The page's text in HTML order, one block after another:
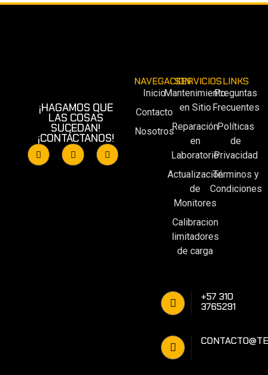
¡HAGAMOS QUE
LAS COSAS
SUCEDAN!
¡CONTÁCTANOS!
NAVEGACION
Inicio
Contacto
Nosotros
SERVICIOS
Mantenimiento
en Sitio
Reparación
en
Laboratorio
Actualización
de
Monitores
Calibracion
limitadores
de carga
LINKS
Preguntas
Frecuentes
Políticas
de
Privacidad
Términos y
Condiciones
+57 310
3765291